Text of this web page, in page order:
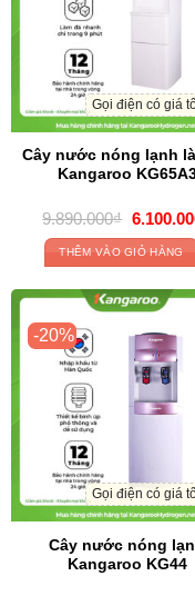
Gọi điện có giá
Cây nước nóng lạnh
Kangaroo
9.890.000₫ Giá
gốc
là:
THÊM VÀO GIỎ HÀNG
-20%
Gọi điện có giá
Cây nước nóng
Kangaroo KG44